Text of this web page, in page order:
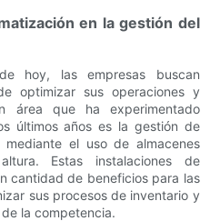
en la gestión del
hoy, las empresas buscan
optimizar sus operaciones y
área que ha experimentado
últimos años es la gestión de
mediante el uso de almacenes
Estas instalaciones de
cantidad de beneficios para las
sus procesos de inventario y
la competencia.